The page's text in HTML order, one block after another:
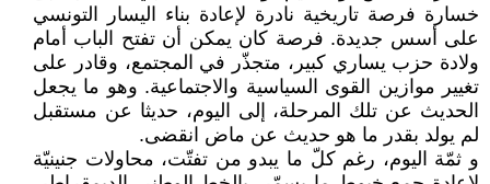
خسارة فرصة تاريخية نادرة لإعادة بناء اليسار التونسي
على أسس جديدة. فرصة كان يمكن أن تفتح الباب أمام
ولادة حزب يساري كبير، متجذّر في المجتمع، وقادر على
تغيير موازين القوى السياسية والاجتماعية. وهو ما يجعل
الحديث عن تلك المرحلة، إلى اليوم، حديثا عن مستقبل
لم يولد بقدر ما هو حديث عن ماض انقضى.
و ثمّة اليوم، رغم كلّ ما يبدو من تفتّت، محاولات جنينيّة